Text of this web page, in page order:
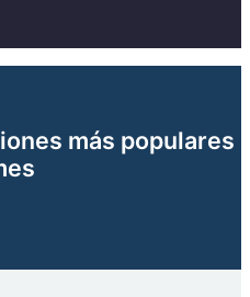
más populares